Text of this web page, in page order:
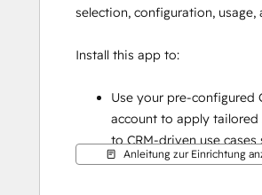
selection, configuration, usage,
Install this app to:
Use your pre-configured
account to apply tailored
to CRM-driven use cases
summarization,
Anleitung zur Einrichtung